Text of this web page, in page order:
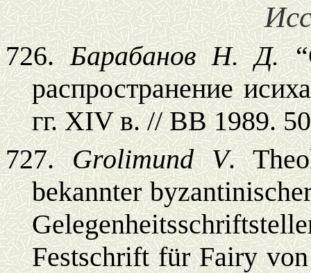
726.Барабанов Н. Д.
распространение
гг. XIV в. // ВВ 1989.
727.Grolimund V.
bekannter
Festschrift für Fairy